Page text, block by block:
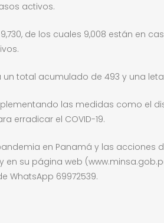
activos.
de los cuales 9,008 están en
total acumulado de 493 y una
las medidas como el
erradicar el COVID-19.
en Panamá y las
y en su página web
WhatsApp 69972539.